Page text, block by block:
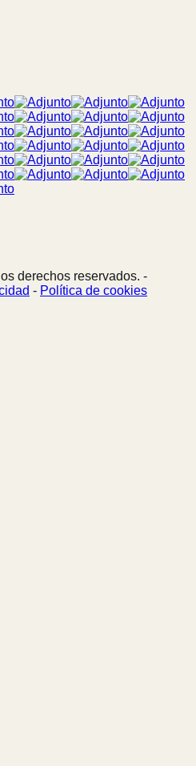
derechos reservados. -
- Política de cookies